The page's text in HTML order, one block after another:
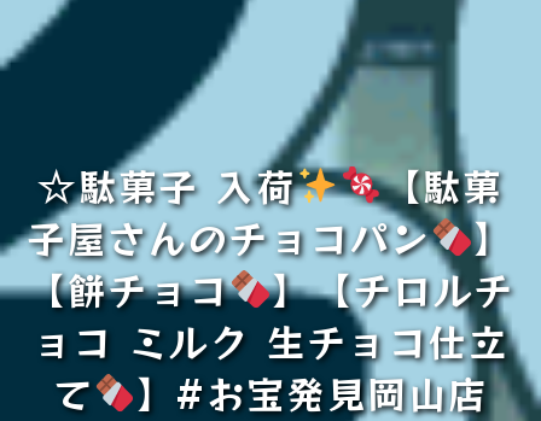
☆駄菓子 入荷
【駄菓
子屋さんのチョコパン
】
【餅チョコ
】【チロルチ
ョコ ミルク 生チョコ仕立
て
】#お宝発見岡山店